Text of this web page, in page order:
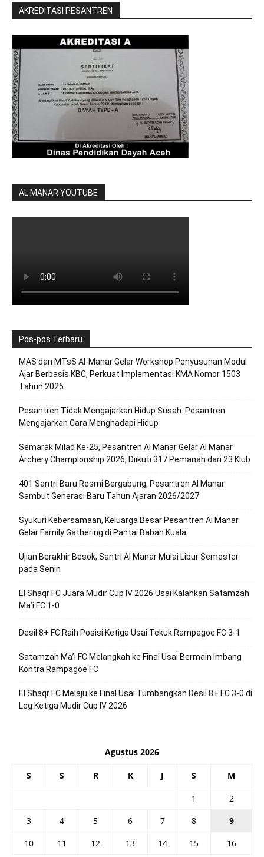
AKREDITASI PESANTREN
AL MANAR YOUTUBE
Pos-pos Terbaru
MAS dan MTsS Al-Manar Gelar Workshop Penyusunan Modul
Ajar Berbasis KBC, Perkuat Implementasi KMA Nomor 1503
Tahun 2025
Pesantren Tidak Mengajarkan Hidup Susah. Pesantren
Mengajarkan Cara Menghadapi Hidup
Semarak Milad Ke-25, Pesantren Al Manar Gelar Al Manar
Archery Championship 2026, Diikuti 317 Pemanah dari 23 Klub
401 Santri Baru Resmi Bergabung, Pesantren Al Manar
Sambut Generasi Baru Tahun Ajaran 2026/2027
Syukuri Kebersamaan, Keluarga Besar Pesantren Al Manar
Gelar Family Gathering di Pantai Babah Kuala
Ujian Berakhir Besok, Santri Al Manar Mulai Libur Semester
pada Senin
El Shaqr FC Juara Mudir Cup IV 2026 Usai Kalahkan Satamzah
Ma’i FC 1-0
Desil 8+ FC Raih Posisi Ketiga Usai Tekuk Rampagoe FC 3-1
Satamzah Ma’i FC Melangkah ke Final Usai Bermain Imbang
Kontra Rampagoe FC
El Shaqr FC Melaju ke Final Usai Tumbangkan Desil 8+ FC 3-0 di
Leg Ketiga Mudir Cup IV 2026
Agustus 2026
S S R K J S M
1
2
3
4 5 6 7 8
9
10
11 12 13 14 15
16